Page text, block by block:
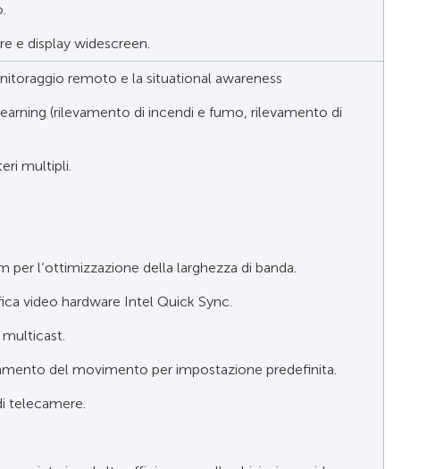
e display widescreen.
remoto e la situational awareness
(rilevamento di incendi e fumo, rilevamento di
multipli.
per l’ottimizzazione della larghezza di banda.
video hardware Intel Quick Sync.
del movimento per impostazione predefinita.
telecamere.